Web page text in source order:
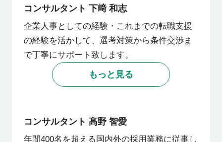
機工が希望や条件に合致すると考え、この
会社について話を進めてくださいました。
コンサルタント 下﨑 和志
企業人事としての経験・これまでの転職支援
の経験を活かして、選考対策から条件交渉ま
で丁寧にサポート致します。
もっと見る
コンサルタント 髙野 智愛
年間400名を超える国内外の採用業務に従事し